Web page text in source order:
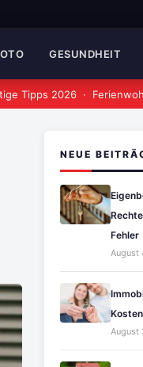
GESUNDHEIT
Tipps 2026 · Ferienwohnung
NEUE
Fehler
August
August